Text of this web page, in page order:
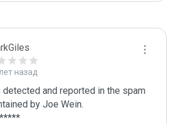
назад
and reported in the spam
by Joe Wein.